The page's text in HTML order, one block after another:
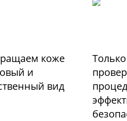
коже
и
вид
Только